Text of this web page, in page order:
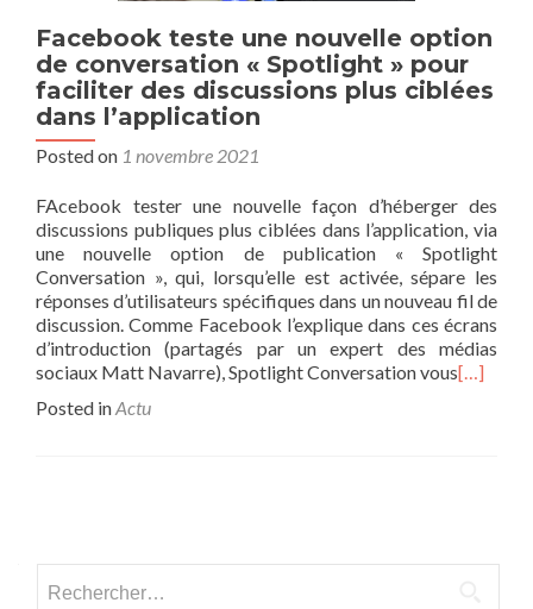
Facebook teste une nouvelle option
de conversation « Spotlight » pour
faciliter des discussions plus ciblées
dans l’application
Posted on 1 novembre 2021
FAcebook tester une nouvelle façon d’héberger des
discussions publiques plus ciblées dans l’application, via
une nouvelle option de publication « Spotlight
Conversation », qui, lorsqu’elle est activée, sépare les
réponses d’utilisateurs spécifiques dans un nouveau fil de
discussion. Comme Facebook l’explique dans ces écrans
d’introduction (partagés par un expert des médias
sociaux Matt Navarre), Spotlight Conversation vous[…]
Posted inActu